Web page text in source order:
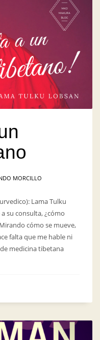
MORCILLO
Lama Tulku
su consulta, ¿cómo
cómo se mueve,
falta que me hable ni
medicina tibetana